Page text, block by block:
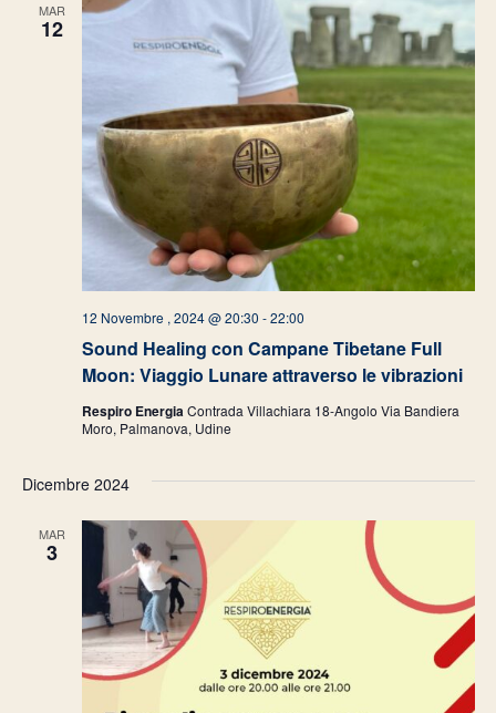
MAR
12
Sound Healing con Campane Tibetane Full
Moon: Viaggio Lunare attraverso le vibrazioni
12 Novembre , 2024 @ 20:30 -22:00
Respiro EnergiaContrada Villachiara 18-Angolo Via Bandiera
Moro, Palmanova, Udine
Dicembre 2024
MAR
3